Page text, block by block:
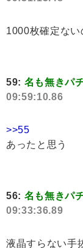
1000枚確定ない
59: 名も無きパ
09:59:10.86
>>55
あったと思う
56: 名も無きパ
09:33:36.89
液晶すらない手